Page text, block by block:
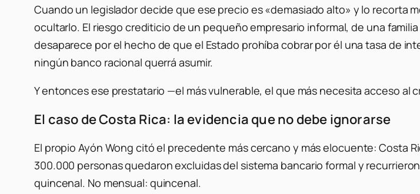
Cuando un legislador decide que ese precio es «demasiado alto» y lo recorta
ocultarlo. El riesgo crediticio de un pequeño empresario informal, de una
desaparece por el hecho de que el Estado prohíba cobrar por él una tasa de
ningún banco racional querrá asumir.
Y entonces ese prestatario —el más vulnerable, el que más necesita acceso al
El caso de Costa Rica: la evidencia que no debe ignorarse
El propio Ayón Wong citó el precedente más cercano y más elocuente: Costa
300.000 personas quedaron excluidas del sistema bancario formal y
quincenal. No mensual: quincenal.